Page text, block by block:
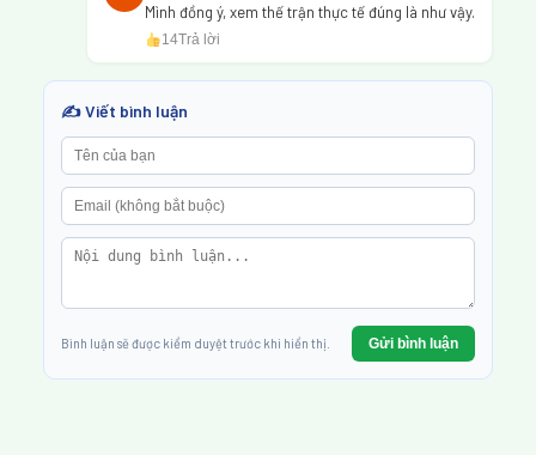
Mình đồng ý, xem thế trận thực tế đúng là như vậy.
14Trả lời
✍️ Viết bình luận
Bình luận sẽ được kiểm duyệt trước khi hiển thị. Gửi bình luận